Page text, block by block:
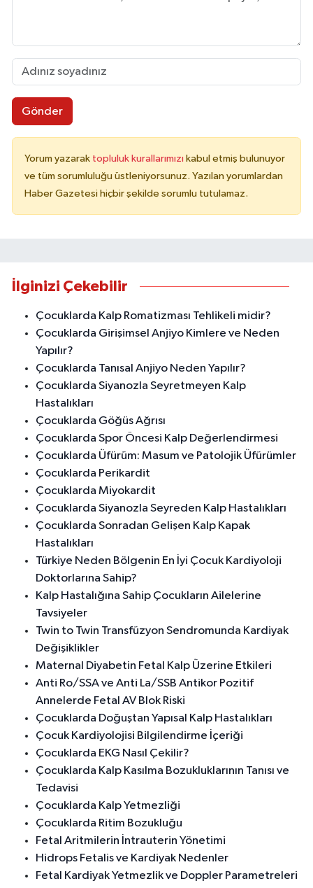
Gönder
Yorum yazarak topluluk kurallarımızı kabul etmiş bulunuyor
ve tüm sorumluluğu üstleniyorsunuz. Yazılan yorumlardan
Haber Gazetesi hiçbir şekilde sorumlu tutulamaz.
İlginizi Çekebilir
Çocuklarda Kalp Romatizması Tehlikeli midir?
Çocuklarda Girişimsel Anjiyo Kimlere ve Neden
Yapılır?
Çocuklarda Tanısal Anjiyo Neden Yapılır?
Çocuklarda Siyanozla Seyretmeyen Kalp
Hastalıkları
Çocuklarda Göğüs Ağrısı
Çocuklarda Spor Öncesi Kalp Değerlendirmesi
Çocuklarda Üfürüm: Masum ve Patolojik Üfürümler
Çocuklarda Perikardit
Çocuklarda Miyokardit
Çocuklarda Siyanozla Seyreden Kalp Hastalıkları
Çocuklarda Sonradan Gelişen Kalp Kapak
Hastalıkları
Türkiye Neden Bölgenin En İyi Çocuk Kardiyoloji
Doktorlarına Sahip?
Kalp Hastalığına Sahip Çocukların Ailelerine
Tavsiyeler
Twin to Twin Transfüzyon Sendromunda Kardiyak
Değişiklikler
Maternal Diyabetin Fetal Kalp Üzerine Etkileri
Anti Ro/SSA ve Anti La/SSB Antikor Pozitif
Annelerde Fetal AV Blok Riski
Çocuklarda Doğuştan Yapısal Kalp Hastalıkları
Çocuk Kardiyolojisi Bilgilendirme İçeriği
Çocuklarda EKG Nasıl Çekilir?
Çocuklarda Kalp Kasılma Bozukluklarının Tanısı ve
Tedavisi
Çocuklarda Kalp Yetmezliği
Çocuklarda Ritim Bozukluğu
Fetal Aritmilerin İntrauterin Yönetimi
Hidrops Fetalis ve Kardiyak Nedenler
Fetal Kardiyak Yetmezlik ve Doppler Parametreleri